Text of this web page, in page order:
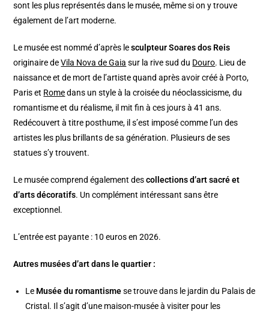
sont les plus représentés dans le musée, même si on y trouve
également de l’art moderne.
Le musée est nommé d’après lesculpteur Soares dos Reis
originaire deVila Nova de Gaia sur la rive sud du Douro. Lieu de
naissance et de mort de l’artiste quand après avoir créé à Porto,
Paris et Romedans un style à la croisée du néoclassicisme, du
romantisme et du réalisme, il mit fin à ces jours à 41 ans.
Redécouvert à titre posthume, il s’est imposé comme l’un des
artistes les plus brillants de sa génération. Plusieurs de ses
statues s’y trouvent.
Le musée comprend également descollections d’art sacré et
d’arts décoratifs. Un complément intéressant sans être
exceptionnel.
L’entrée est payante : 10 euros en 2026.
Autres musées d’art dans le quartier :
Le Musée du romantismese trouve dans le jardin du Palais de
Cristal. Il s’agit d’une maison-musée à visiter pour les